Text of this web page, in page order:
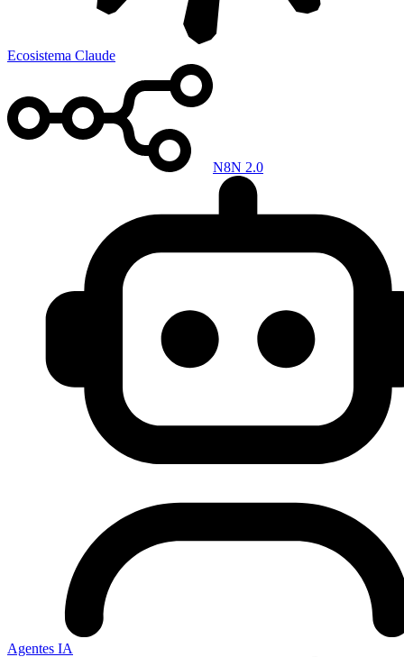
Ecosistema Claude
N8N 2.0
Agentes IA